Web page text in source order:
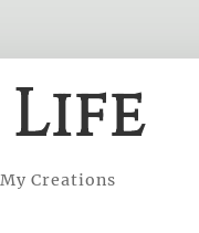
My Creations